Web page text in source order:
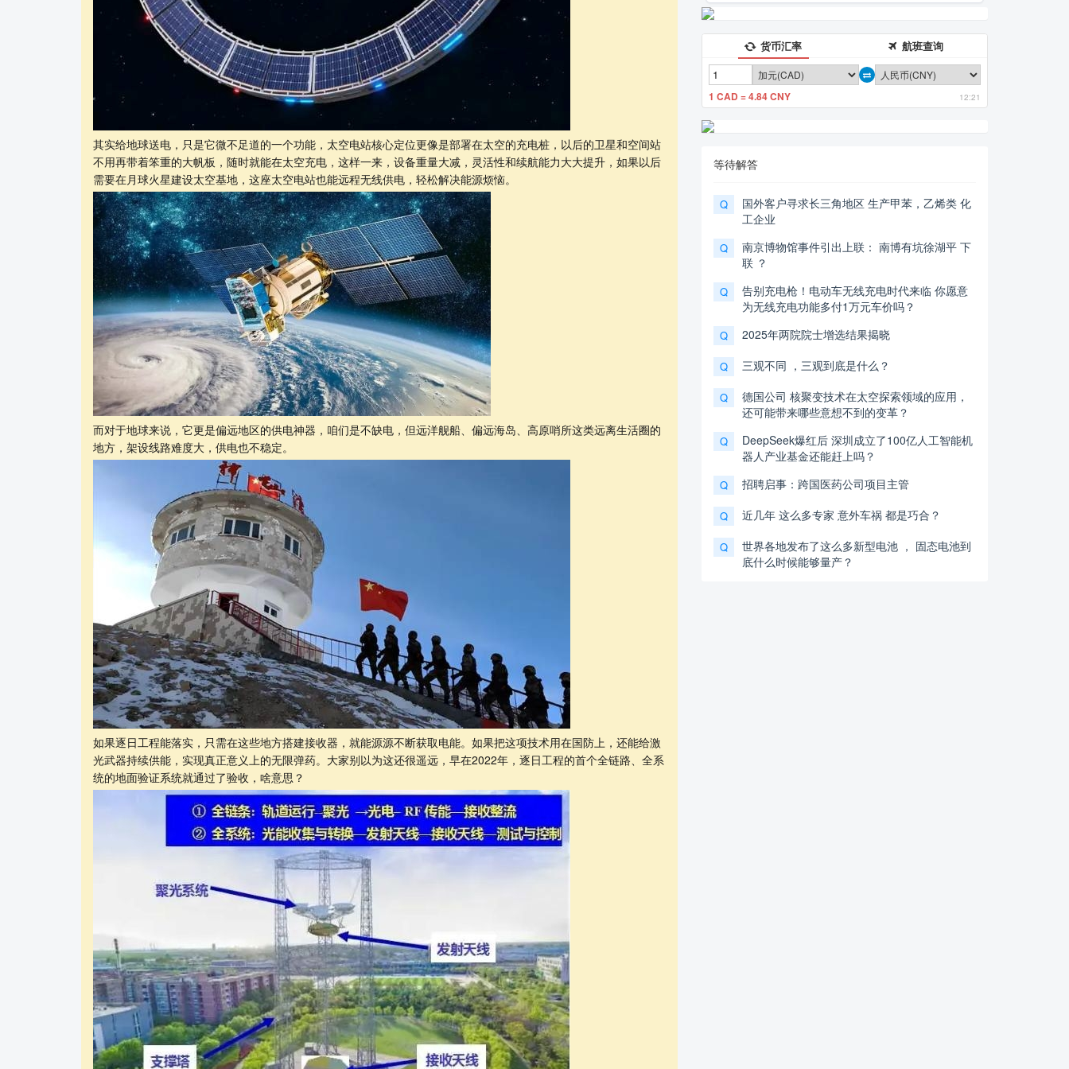
其实给地球送电，只是它微不足道的一个功能，太空电站核心定位更像是部署在太空的充电桩，以后的卫星和空间站
不用再带着笨重的大帆板，随时就能在太空充电，这样一来，设备重量大减，灵活性和续航能力大大提升，如果以后
需要在月球火星建设太空基地，这座太空电站也能远程无线供电，轻松解决能源烦恼。
而对于地球来说，它更是偏远地区的供电神器，咱们是不缺电，但远洋舰船、偏远海岛、高原哨所这类远离生活圈的
地方，架设线路难度大，供电也不稳定。
如果逐日工程能落实，只需在这些地方搭建接收器，就能源源不断获取电能。如果把这项技术用在国防上，还能给激
光武器持续供能，实现真正意义上的无限弹药。大家别以为这还很遥远，早在2022年，逐日工程的首个全链路、全系
统的地面验证系统就通过了验收，啥意思？
货币汇率 航班查询
1 CAD = 4.84 CNY 12:21
等待解答
Q
国外客户寻求长三角地区 生产甲苯，乙烯类 化
工企业
Q
南京博物馆事件引出上联： 南博有坑徐湖平 下
联 ？
Q
告别充电枪！电动车无线充电时代来临 你愿意
为无线充电功能多付1万元车价吗？
Q 2025年两院院士增选结果揭晓
Q 三观不同 ，三观到底是什么？
Q
德国公司 核聚变技术在太空探索领域的应用，
还可能带来哪些意想不到的变革？
Q
DeepSeek爆红后 深圳成立了100亿人工智能机
器人产业基金还能赶上吗？
Q 招聘启事：跨国医药公司项目主管
Q 近几年 这么多专家 意外车祸 都是巧合？
Q
世界各地发布了这么多新型电池 ， 固态电池到
底什么时候能够量产？